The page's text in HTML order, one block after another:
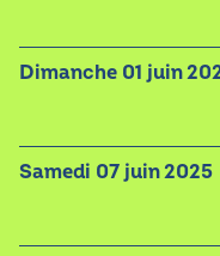
dimanche 01 juin
samedi 07 juin 2025